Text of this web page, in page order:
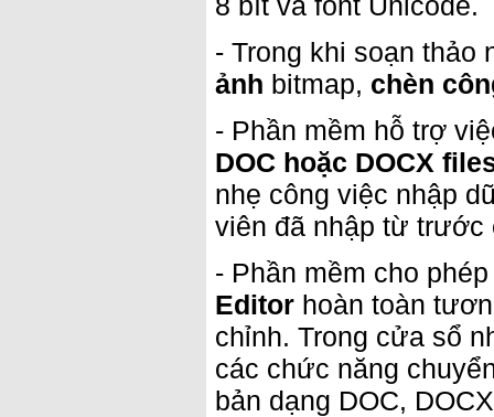
- Trong khi soạn thảo
ảnh bitmap, chèn
- Phần mềm hỗ trợ
DOC hoặc DOCX
nhẹ công việc nhập
viên đã nhập từ trước
- Phần mềm cho
Editor hoàn toàn
chỉnh. Trong cửa sổ
các chức năng
bản dạng DOC,